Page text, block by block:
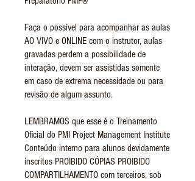
Faça o possível para acompanhar as aulas
AO VIVO e ONLINE com o instrutor, aulas
gravadas perdem a possibilidade de
interação, devem ser assistidas somente
em caso de extrema necessidade ou para
revisão de algum assunto.
LEMBRAMOS que esse é o Treinamento
Oficial do PMI Project Management Institute
Conteúdo interno para alunos devidamente
inscritos PROIBIDO CÓPIAS PROIBIDO
COMPARTILHAMENTO com terceiros, sob